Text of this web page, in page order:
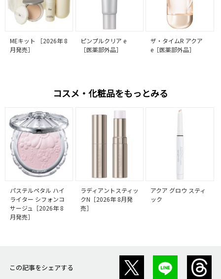
MEキット ［2026年 8
月発売］
ピンプルクリア e
［医薬部外品］
ザ・タイムR アクア
e［医薬部外品］
コスメ・化粧品をもっとみる
パステルペタル ハイ
ライター シフォンコ
サージュ［2026年 8
月発売］
ラディアントスティッ
クN［2026年 8月発
売］
アクア グロウ スティ
ック
この記事をシェアする